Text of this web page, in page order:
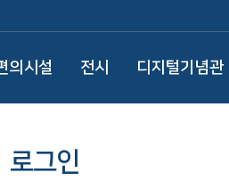
의시설 전시 디지털기념관
로그인